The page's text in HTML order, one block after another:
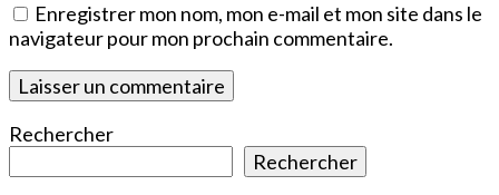
Enregistrer mon nom, mon e-mail et mon site dans le
navigateur pour mon prochain commentaire.
Rechercher
Rechercher